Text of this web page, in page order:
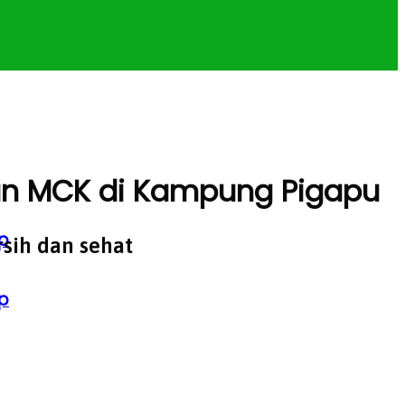
MCK di Kampung Pigapu
dan sehat